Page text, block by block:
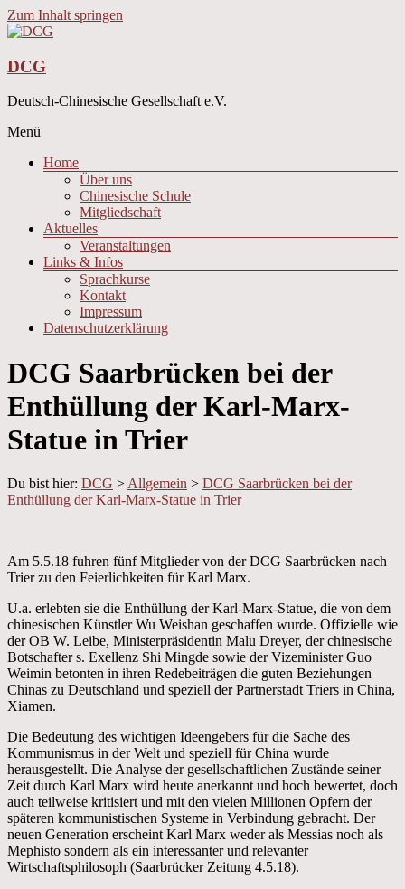
Zum Inhalt springen
DCG
Deutsch-Chinesische Gesellschaft e.V.
Menü
Home
Über uns
Chinesische Schule
Mitgliedschaft
Aktuelles
Veranstaltungen
Links & Infos
Sprachkurse
Kontakt
Impressum
Datenschutzerklärung
DCG Saarbrücken bei der
Enthüllung der Karl-Marx-
Statue in Trier
Du bist hier: DCG > Allgemein > DCG Saarbrücken bei der
Enthüllung der Karl-Marx-Statue in Trier
Am 5.5.18 fuhren fünf Mitglieder von der DCG Saarbrücken nach
Trier zu den Feierlichkeiten für Karl Marx.
U.a. erlebten sie die Enthüllung der Karl-Marx-Statue, die von dem
chinesischen Künstler Wu Weishan geschaffen wurde. Offizielle wie
der OB W. Leibe, Ministerpräsidentin Malu Dreyer, der chinesische
Botschafter s. Exellenz Shi Mingde sowie der Vizeminister Guo
Weimin betonten in ihren Redebeiträgen die guten Beziehungen
Chinas zu Deutschland und speziell der Partnerstadt Triers in China,
Xiamen.
Die Bedeutung des wichtigen Ideengebers für die Sache des
Kommunismus in der Welt und speziell für China wurde
herausgestellt. Die Analyse der gesellschaftlichen Zustände seiner
Zeit durch Karl Marx wird heute anerkannt und hoch bewertet, doch
auch teilweise kritisiert und mit den vielen Millionen Opfern der
späteren kommunistischen Systeme in Verbindung gebracht. Der
neuen Generation erscheint Karl Marx weder als Messias noch als
Mephisto sondern als ein interessanter und relevanter
Wirtschaftsphilosoph (Saarbrücker Zeitung 4.5.18).